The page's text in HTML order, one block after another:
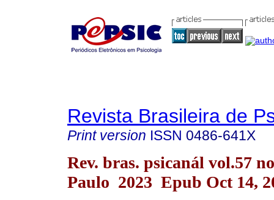
Revista Brasileira de
Print version ISSN 0486-641X
Rev. bras. psicanál vol.57
Paulo 2023 Epub Oct 14,